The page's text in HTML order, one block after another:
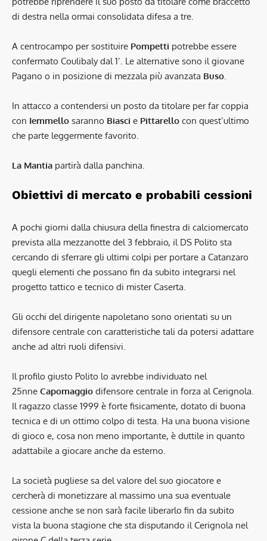
di destra nella ormai consolidata difesa a tre.
A centrocampo per sostituire Pompetti potrebbe essere
confermato Coulibaly dal 1’. Le alternative sono il giovane
Pagano o in posizione di mezzala più avanzata Buso.
In attacco a contendersi un posto da titolare per far coppia
con Iemmello saranno Biasci e Pittarello con quest’ultimo
che parte leggermente favorito.
La Mantia partirà dalla panchina.
Obiettivi di mercato e probabili cessioni
A pochi giorni dalla chiusura della finestra di calciomercato
prevista alla mezzanotte del 3 febbraio, il DS Polito sta
cercando di sferrare gli ultimi colpi per portare a Catanzaro
quegli elementi che possano fin da subito integrarsi nel
progetto tattico e tecnico di mister Caserta.
Gli occhi del dirigente napoletano sono orientati su un
difensore centrale con caratteristiche tali da potersi adattare
anche ad altri ruoli difensivi.
Il profilo giusto Polito lo avrebbe individuato nel
25nne Capomaggio difensore centrale in forza al Cerignola.
Il ragazzo classe 1999 è forte fisicamente, dotato di buona
tecnica e di un ottimo colpo di testa. Ha una buona visione
di gioco e, cosa non meno importante, è duttile in quanto
adattabile a giocare anche da esterno.
La società pugliese sa del valore del suo giocatore e
cercherà di monetizzare al massimo una sua eventuale
cessione anche se non sarà facile liberarlo fin da subito
vista la buona stagione che sta disputando il Cerignola nel